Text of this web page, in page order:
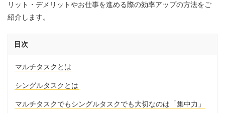
リット・デメリットやお仕事を進める際の効率アップの方法をご
紹介します。
目次
マルチタスクとは
シングルタスクとは
マルチタスクでもシングルタスクでも大切なのは「集中力」